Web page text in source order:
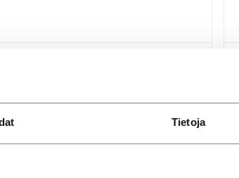
Tietoja
Kääntöpenkit / 1+6 paikkainen /